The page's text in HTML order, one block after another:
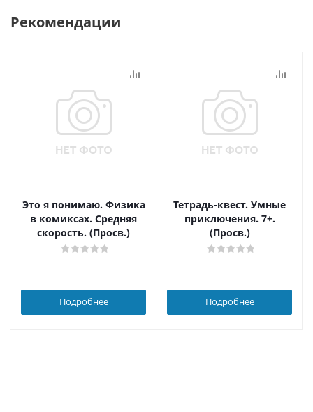
Рекомендации
Это я понимаю. Физика
в комиксах. Средняя
скорость. (Просв.)
Подробнее
Тетрадь-квест. Умные
приключения. 7+.
(Просв.)
Подробнее